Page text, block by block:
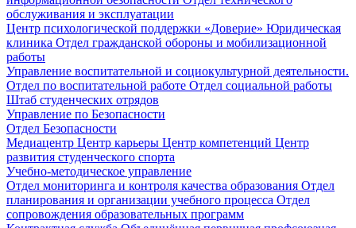
обслуживания и эксплуатации
Центр психологической поддержки «Доверие» Юридическая
клиника Отдел гражданской обороны и мобилизационной
работы
Управление воспитательной и социокультурной деятельности.
Отдел по воспитательной работе Отдел социальной работы
Штаб студенческих отрядов
Управление по Безопасности
Отдел Безопасности
Медиацентр Центр карьеры Центр компетенций Центр
развития студенческого спорта
Учебно-методическое управление
Отдел мониторинга и контроля качества образования Отдел
планирования и организации учебного процесса Отдел
сопровождения образовательных программ